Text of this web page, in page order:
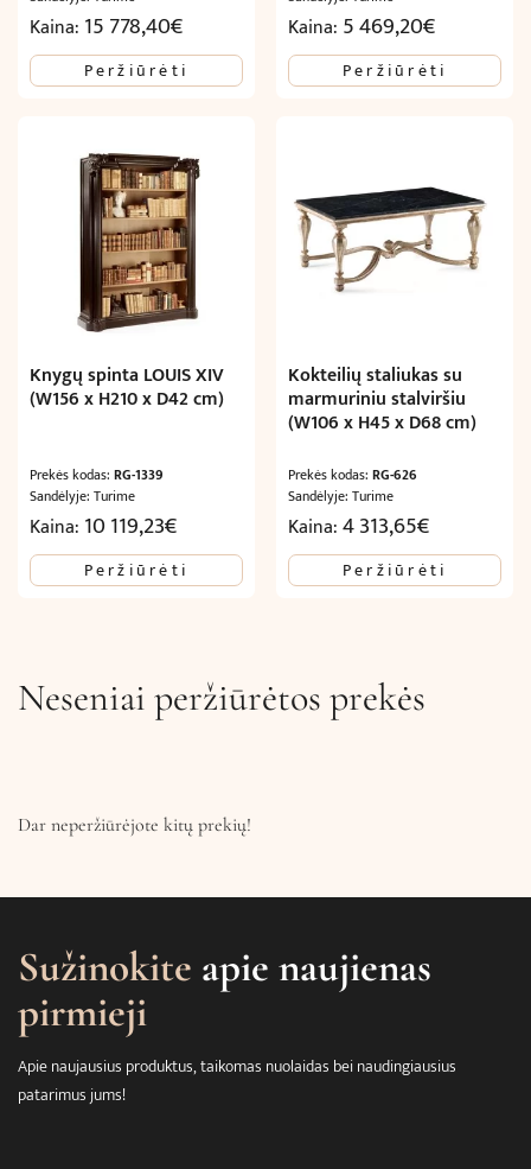
Kaina: 15 778,40€
Peržiūrėti
Kaina: 5 469,20€
Peržiūrėti
Knygų spinta LOUIS XIV
(W156 x H210 x D42 cm)
Prekės kodas: RG-1339
Sandėlyje: Turime
Kaina: 10 119,23€
Peržiūrėti
Kokteilių staliukas su
marmuriniu stalviršiu
(W106 x H45 x D68 cm)
Prekės kodas:RG-626
Sandėlyje: Turime
Kaina:4 313,65€
Peržiūrėti
Neseniai peržiūrėtos prekės
Dar neperžiūrėjote kitų prekių!
Sužinokite apie naujienas
pirmieji
Apie naujausius produktus, taikomas nuolaidas bei naudingiausius
patarimus jums!